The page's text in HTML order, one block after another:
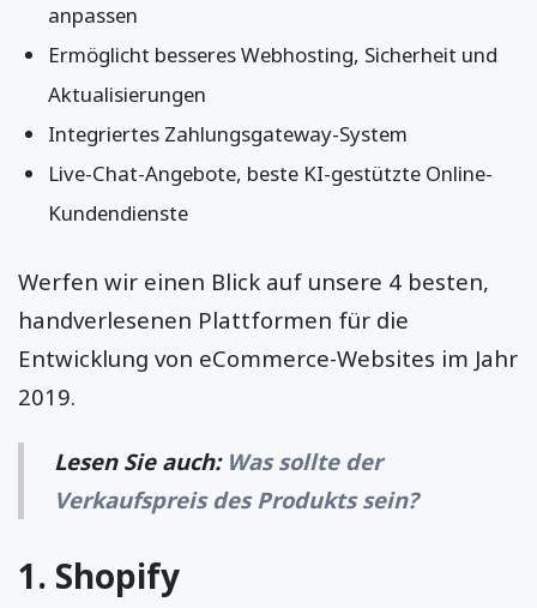
anpassen
Ermöglicht besseres Webhosting, Sicherheit und
Aktualisierungen
Integriertes Zahlungsgateway-System
Live-Chat-Angebote, beste KI-gestützte Online-
Kundendienste
Werfen wir einen Blick auf unsere 4 besten,
handverlesenen Plattformen für die
Entwicklung von eCommerce-Websites im Jahr
2019.
Lesen Sie auch: Was sollte der
Verkaufspreis des Produkts sein?
1. Shopify